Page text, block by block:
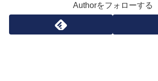
Authorをフォローする